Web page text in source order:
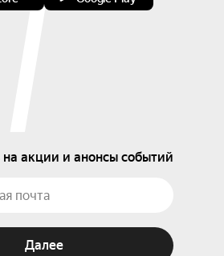
акции и анонсы событий
Далее